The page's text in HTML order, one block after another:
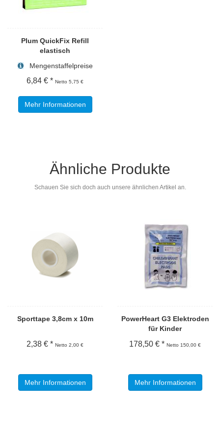
Plum QuickFix Refill
elastisch
Mengenstaffelpreise
6,84 € * Netto 5,75 €
Mehr Informationen
Ähnliche Produkte
Schauen Sie sich doch auch unsere ähnlichen Artikel an.
Sporttape 3,8cm x 10m
2,38 € * Netto 2,00 €
Mehr Informationen
PowerHeart G3 Elektroden
für Kinder
178,50 € * Netto 150,00 €
Mehr Informationen